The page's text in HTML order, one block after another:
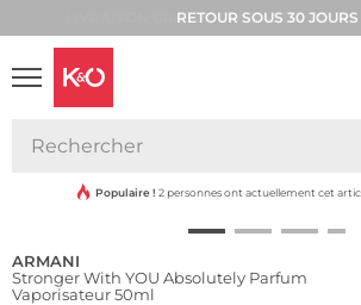
RETOUR SOUS 30 JOURS
VIBES
Populaire ! 2 personnes ont actuellement cet
ARMANI
Stronger With YOU Absolutely Parfum
Vaporisateur 50ml